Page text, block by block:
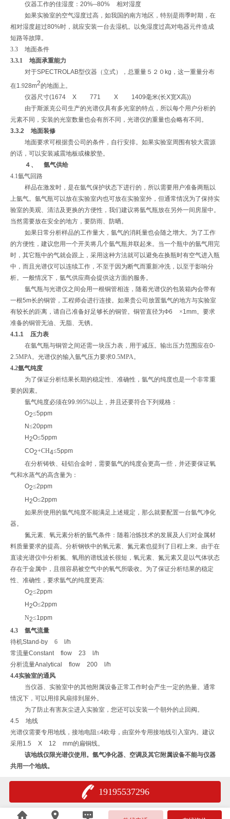
仪器工作的佳湿度： 20%--80% 相对湿度
如果实验室的空气湿度过高，如我国的南方地区，特别是雨季时期，在
相对湿度超过80%时，就应安装一台去湿机。以免湿度过高对电器元件造成
短路等故障。
3.3 地面条件
3.3.1 地面承重能力
对于SPECTROLAB型仪器（立式），总重量 ５２ ０ kg ，这一重量分布
在1.928m2的地面上。
仪器尺寸(1674 X 771 X 1409毫米(长X宽X高))
由于斯派克公司生产的光谱仪具有多光室的特点，所以每个用户分析的
元素不同，安装的光室数量也会有所不同，光谱仪的重量也会略有不同。
3.3.2 地面装修
地面要求可根据贵公司的条件，自行安排。如果实验室周围有较大震源
的话，可以安装减震地板或橡胶垫。
４、 氩气供给
4.1氩气回路
样品在激发时，是在氩气保护状态下进行的，所以需要用户准备两瓶以
上氩气。氩气瓶可以放在实验室内也可放在实验室外，但通常情况为了保持实
验室的美观、清洁及更换的方便性，我们建议将氩气瓶放在另外一间房屋中。
当然需要放在安全的地方，要防雨、防晒。
如果日常分析样品的工作量大，氩气的消耗量也会随之增大。为了工作
的方便性，建议您用一个开关将几个氩气瓶并联起来。当一个瓶中的氩气用完
时，其它瓶中的气就会跟上，采用这种方法就可以避免在换瓶时有空气进入瓶
中，而且光谱仪可以连续工作，不至于因为断气而重新冲洗，以至于影响分
析。一般情况下，氩气供应商会提供这方面的服务。
氩气瓶与光谱仪之间会用一根铜管相连，随着光谱仪的包装箱内会带有
一根5m长的铜管，工程师会进行连接。如果贵公司放置氩气的地方与实验室
有较长的距离，请自己准备好足够长的铜管。铜管直径为Φ6 ×1mm。要求
准备的铜管无油、无脂、无锈。
4.1.1 压力表
在氩气瓶与铜管之间还需一块压力表，用于减压。输出压力范围应在0-
2.5MPA。光谱仪的输入氩气压力要求0.5MPA。
4.2氩气纯度
为了保证分析结果长期的稳定性、准确性，氩气的纯度也是一个非常重
要的因素。
氩气纯度必须在99.995%以上，并且还要符合下列规格：
O2≤5ppm
N≤20ppm
H2O≤5ppm
CO2+CH4≤5ppm
在分析铸铁、硅铝合金时，需要氩气的纯度会更高一些，并还要保证氧
气和水蒸气的高含量为：
O2≤2ppm
H2O≤2ppm
如果所使用的氩气纯度不能满足上述规定，那么就要配置一台氩气净化
器。
氮元素、氧元素分析的氩气条件：随着冶炼技术的发展及人们对金属材
料质量要求的提高。分析钢铁中的氧元素、氮元素也提到了日程上来。由于在
直读光谱仪中分析氮、氧用的谱线波长很短，氧元素、氮元素又是以气体状态
存在于金属中，且很容易被空气中的氧气所吸收。为了保证分析结果的稳定
性、准确性，要求氩气的纯度更高:
O2≤2ppm
H2O≤2ppm
N2≤1 ppm
4.3 氩气流量
待机Stand-by 6 l/h
常流量Constant flow
23 l/h
分析流量Analytical flow
200 l/h
4.4实验室的通风
当仪器、实验室中的其他附属设备正常工作时会产生一定的热量。通常
情况下，可以用排风扇排到屋外。
为了防止有害灰尘进入实验室，您还可以安装一个朝外的止回阀。
4.5 地线
光谱仪需要专用地线，接地电阻≤4欧母，由室外专用接地线引入室内。建议
采用 1.5 X 12 mm的扁铜线。
该地线仅限光谱仪使用。氩气净化器、空调及其它附属设备不能与仪器
共用一个地线。
19195537296